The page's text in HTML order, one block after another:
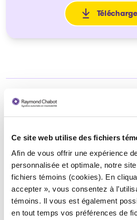
Ce site web utilise des fichiers
Afin de vous offrir une expérience
personnalisée et optimale, notre
fichiers témoins (cookies). En
accepter », vous consentez à
témoins. Il vous est également
en tout temps vos préférences de
: Avis